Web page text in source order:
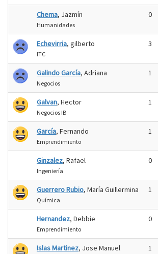
Chema, Jazmín
Humanidades
0
Echevirria, gilberto
ITC
3
Galindo García, Adriana
Negocios
1
Galvan, Hector
Negocios IB
1
García, Fernando
Emprendimiento
1
Ginzalez, Rafael
Ingeniería
0
Guerrero Rubio, María Guillermina
Química
1
Hernandez, Debbie
Emprendimiento
0
Islas Martinez, Jose Manuel 1